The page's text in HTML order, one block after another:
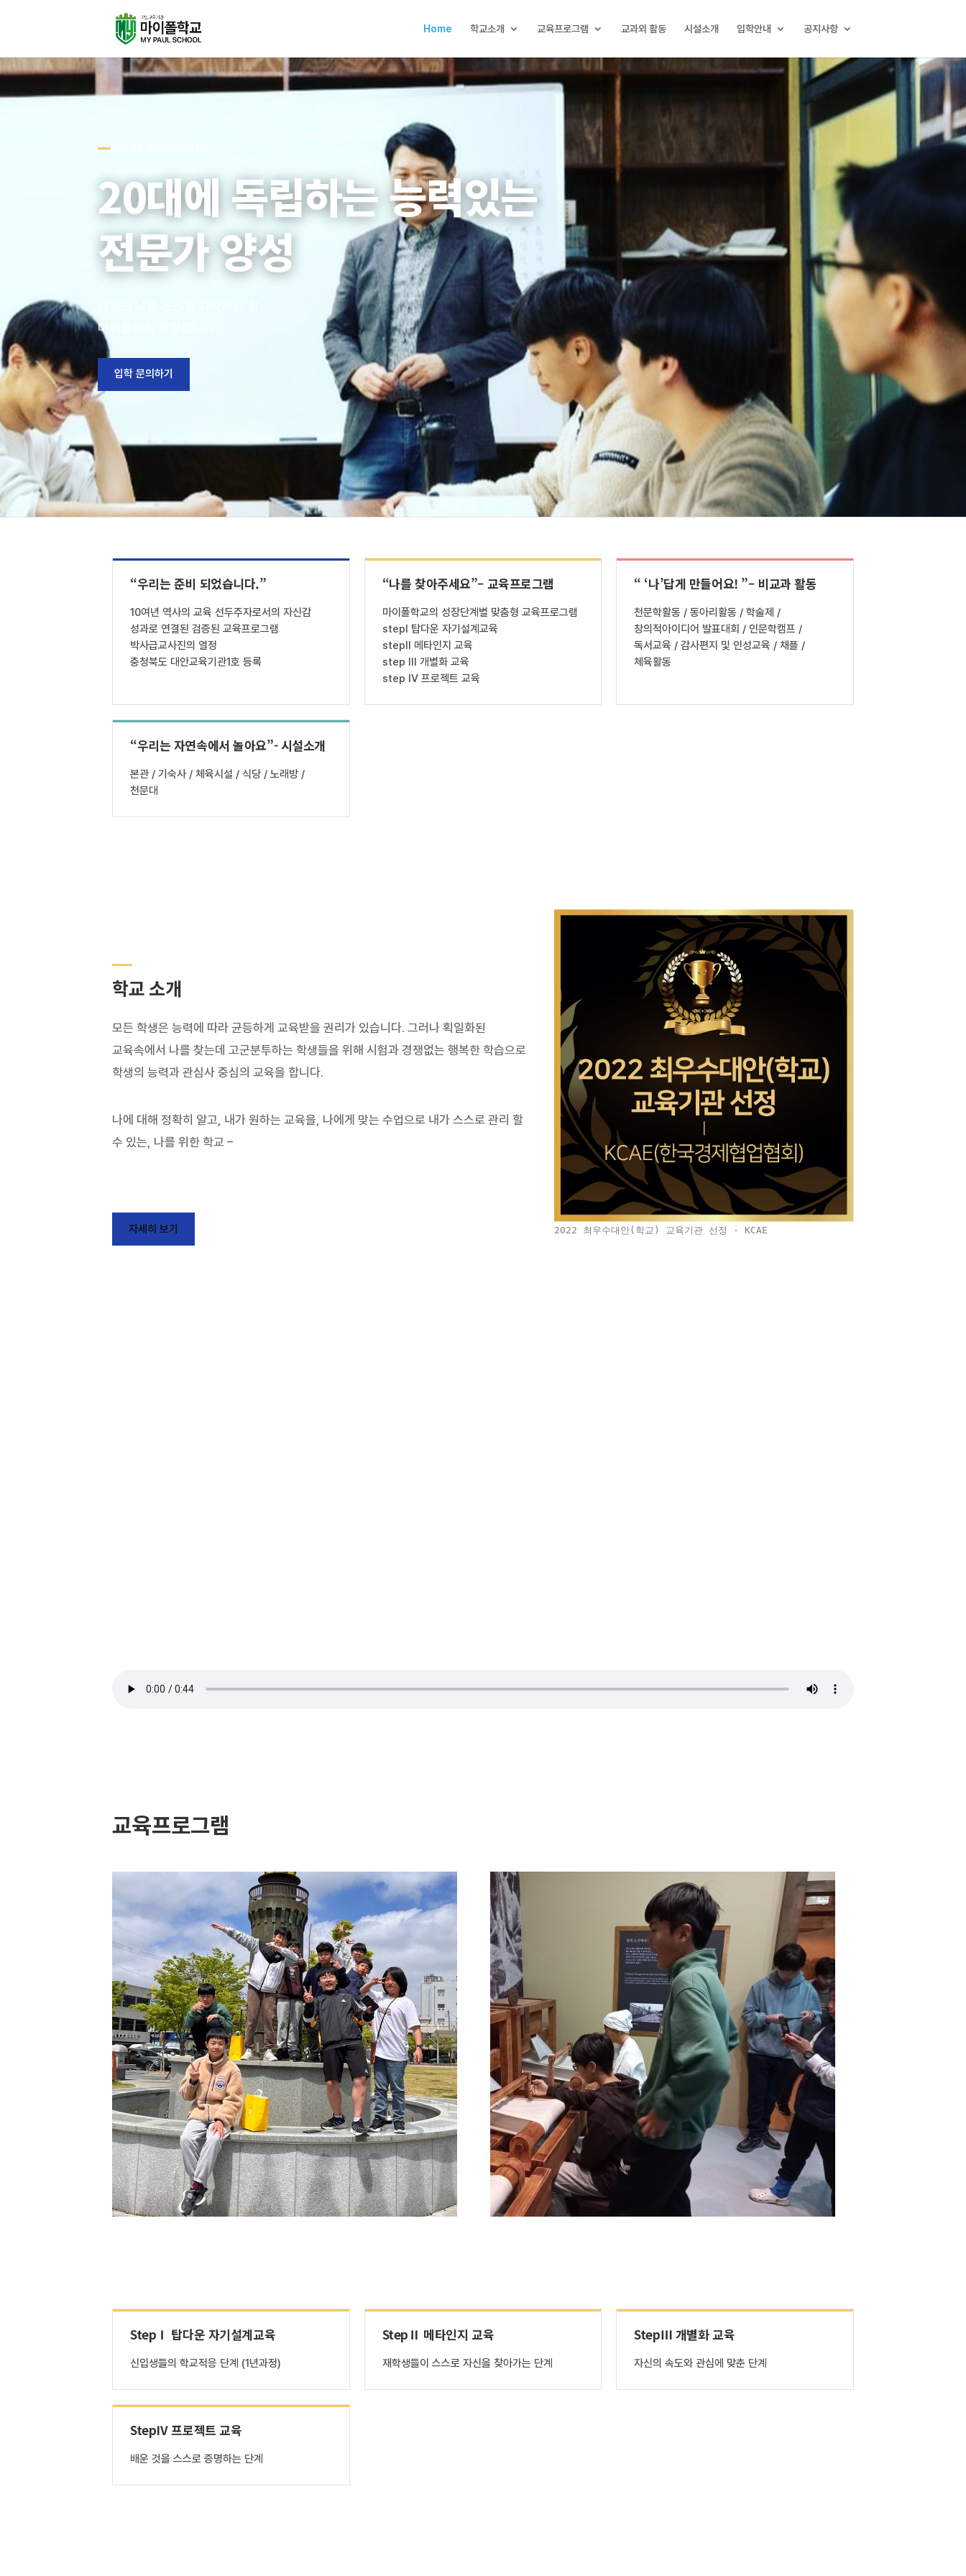
Home 학교소개 교육프로그램 교과외 활동 시설소개 입학안내 공지사항
20대에 독립하는 능력있는
전문가 양성
마이폴에서 출발합니다.
입학 문의하기
“우리는 준비 되었습니다.”
10여년 역사의 교육 선두주자로서의 자신감
성과로 연결된 검증된 교육프로그램
박사급교사진의 열정
충청북도 대안교육기관1호 등록
“나를 찾아주세요”– 교육프로그램
마이폴학교의 성장단계별 맞춤형 교육프로그램
stepⅠ 탑다운 자기설계교육
stepⅡ 메타인지 교육
step Ⅲ 개별화 교육
step IV 프로젝트 교육
“ ‘나’답게 만들어요! ”– 비교과 활동
천문학활동 / 동아리활동 / 학술제 /
창의적아이디어 발표대회 / 인문학캠프 /
독서교육 / 감사편지 및 인성교육 / 채플 /
체육활동
“우리는 자연속에서 놀아요”- 시설소개
본관 / 기숙사 / 체육시설 / 식당 / 노래방 /
천문대
학교 소개
모든 학생은 능력에 따라 균등하게 교육받을 권리가 있습니다. 그러나 획일화된
교육속에서 나를 찾는데 고군분투하는 학생들을 위해 시험과 경쟁없는 행복한 학습으로
학생의 능력과 관심사 중심의 교육을 합니다.
나에 대해 정확히 알고, 내가 원하는 교육을, 나에게 맞는 수업으로 내가 스스로 관리 할
수 있는, 나를 위한 학교 –
자세히 보기 2022 최우수대안(학교) 교육기관 선정 · KCAE
교육프로그램
StepⅠ 탑다운 자기설계교육
신입생들의 학교적응 단계 (1년과정)
StepⅡ 메타인지 교육
재학생들이 스스로 자신을 찾아가는 단계
StepⅢ 개별화 교육
자신의 속도와 관심에 맞춘 단계
StepⅣ 프로젝트 교육
배운 것을 스스로 증명하는 단계